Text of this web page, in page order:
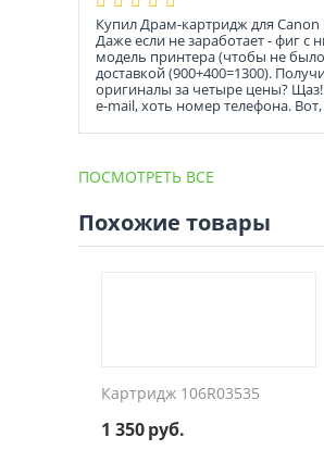
Купил Драм-картридж для Canon
Даже если не заработает - фиг с
модель принтера (чтобы не
доставкой (900+400=1300).
оригиналы за четыре цены?
e-mail, хоть номер телефона. Вот,
ПОСМОТРЕТЬ ВСЕ
Похожие товары
Картридж 106R03535
1 350руб.